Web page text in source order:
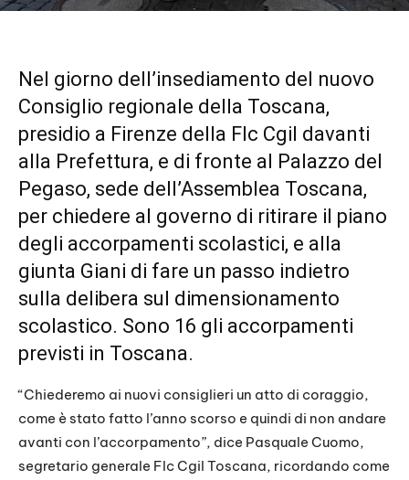
Nel giorno dell’insediamento del nuovo
Consiglio regionale della Toscana,
presidio a Firenze della Flc Cgil davanti
alla Prefettura, e di fronte al Palazzo del
Pegaso, sede dell’Assemblea Toscana,
per chiedere al governo di ritirare il piano
degli accorpamenti scolastici, e alla
giunta Giani di fare un passo indietro
sulla delibera sul dimensionamento
scolastico. Sono 16 gli accorpamenti
previsti in Toscana.
“Chiederemo ai nuovi consiglieri un atto di coraggio,
come è stato fatto l’anno scorso e quindi di non andare
avanti con l’accorpamento”, dice Pasquale Cuomo,
segretario generale Flc Cgil Toscana, ricordando come